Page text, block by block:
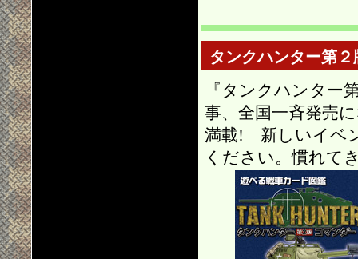
タンクハンター第
『タンクハンター
事、全国一斉発売
満載! 新しいイベ
ください。慣れて